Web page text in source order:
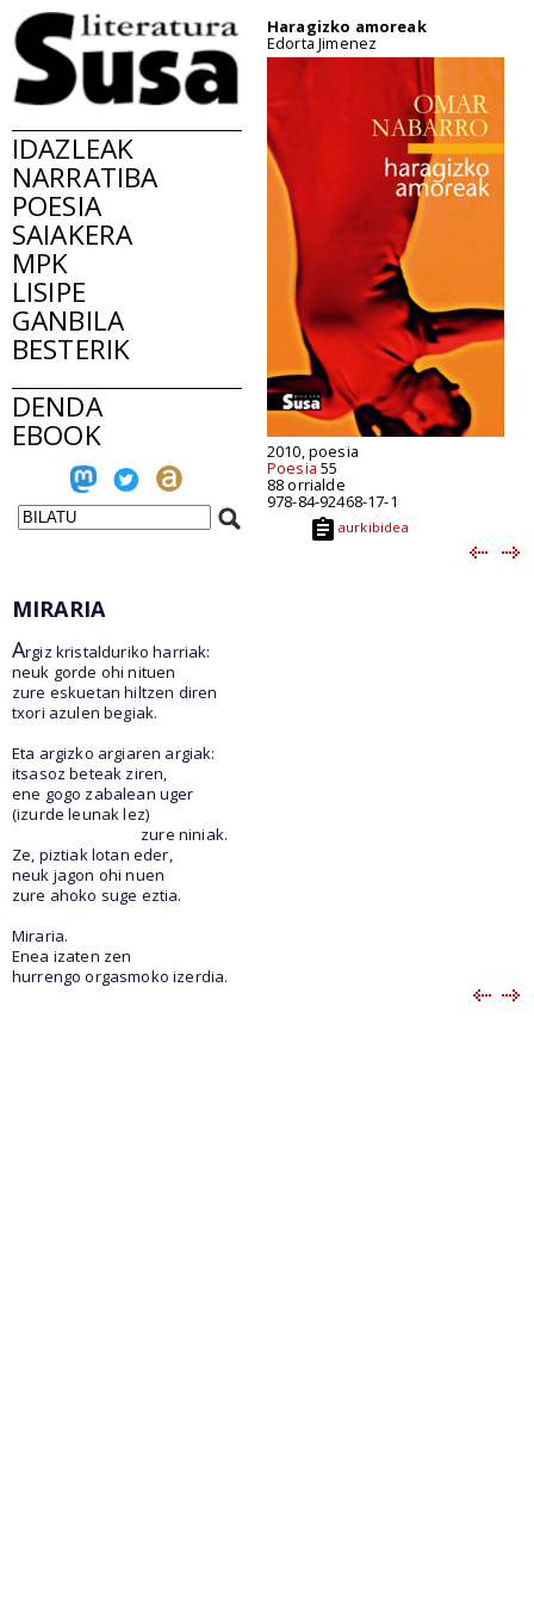
IDAZLEAK
NARRATIBA
POESIA
SAIAKERA
MPK
LISIPE
GANBILA
BESTERIK
DENDA
EBOOK
Haragizko amoreak
Edorta Jimenez
2010, poesia
Poesia 55
88 orrialde
978-84-92468-17-1
aurkibidea
MIRARIA
Argiz kristalduriko harriak:
neuk gorde ohi nituen
zure eskuetan hiltzen diren
txori azulen begiak.
Eta argizko argiaren argiak:
itsasoz beteak ziren,
ene gogo zabalean uger
(izurde leunak lez)
zure niniak.
Ze, piztiak lotan eder,
neuk jagon ohi nuen
zure ahoko suge eztia.
Miraria.
Enea izaten zen
hurrengo orgasmoko izerdia.